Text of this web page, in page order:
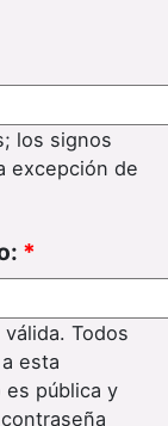
los signos
excepción de
*
Todos
esta
pública y